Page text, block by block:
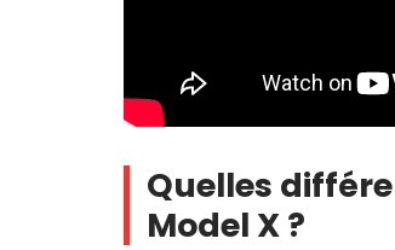
Quelles
Model X ?